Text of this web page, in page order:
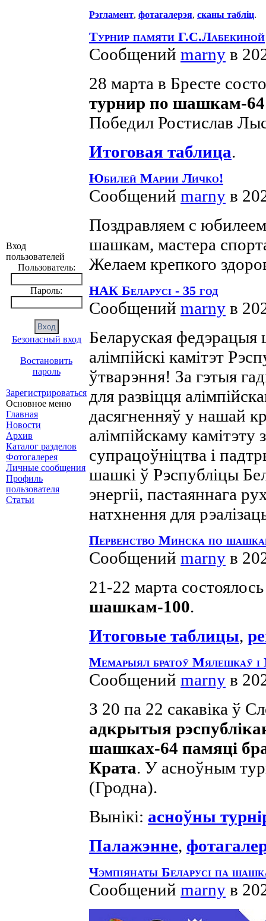
Вход
пользователей
Пользователь:
Пароль:
Безопасный вход
Востановить
пароль
Зарегистрироваться
Основное меню
Главная
Новости
Архив
Каталог разделов
Фотогалерея
Личные сообщения
Профиль
пользователя
Статьи
Рэгламент, фотагалерэя, сканы табліц.
Турнир памяти Г.С.Лабекиной
Сообщений marny в
28 марта в Бресте
турнир по шашкам-
Победил Ростислав
Итоговая таблица.
Юбилей Марии Личко!
Сообщений marny в
Поздравляем с
шашкам, мастера
Желаем крепкого
НАК Беларусі - 35 год
Сообщений marny в
Беларуская
алімпійскі камітэт
ўтварэння! За гэтыя
для развіцця
дасягненняў у нашай
алімпійскаму
супрацоўніцтва і
шашкі ў Рэспубліцы
энергіі, пастаяннага
натхнення для
Первенство Минска по
Сообщений marny в
21-22 марта
шашкам-100.
Итоговые таблицы,
Мемарыял братоў Мялешкаў і
Сообщений marny в
З 20 па 22 сакавіка ў
адкрытыя
шашках-64 памяці
Крата. У асноўным
(Гродна).
Вынікі: асноўны
Палажэнне,
Чэмпіянаты Беларусі па
Сообщений marny в